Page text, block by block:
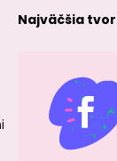
Najväčšia